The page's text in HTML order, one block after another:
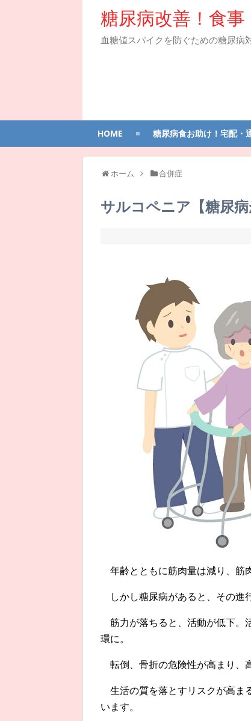
糖尿病改善！食事
血糖値スパイクを防ぐための糖尿病
HOME 糖尿病食お助け！宅配・
ホーム 合併症
サルコペニア【糖尿
年齢とともに筋肉量は減り、筋
しかし糖尿病があると、その進
筋力が落ちると、活動が低下。
環に。
転倒、骨折の危険性が高まり、
生活の質を落とすリスクが高ま
います。